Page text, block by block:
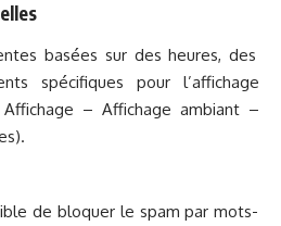
basées sur des heures, des
spécifiques pour l’affichage
– Affichage ambiant –
de bloquer le spam par mots-